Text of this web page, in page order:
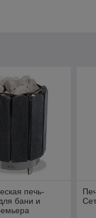
печь-
бани и